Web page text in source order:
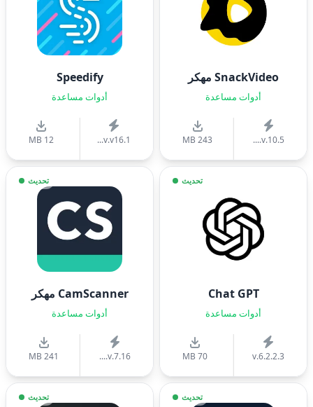
SnackVideo مهكر
أدوات مساعدة
v.10.5....
243 MB
Speedify
أدوات مساعدة
v.v16.1...
12 MB
تحديث
Chat GPT
أدوات مساعدة
v.6.2.2.3
70 MB
تحديث
CamScanner مهكر
أدوات مساعدة
v.7.16....
241 MB
تحديث تحديث